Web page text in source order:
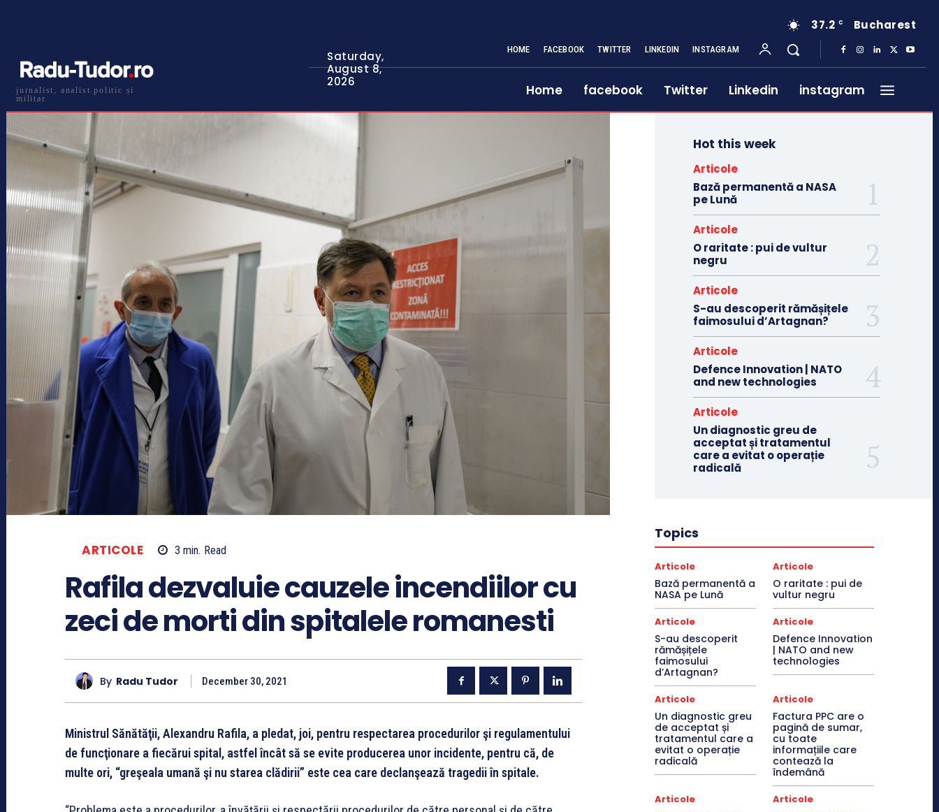
jurnalist, analist politic și
militar
Saturday,
August 8,
2026
37.2 C Bucharest
HOME FACEBOOK TWITTER LINKEDIN INSTAGRAM
Home facebook Twitter Linkedin instagram
ARTICOLE 3 min. Read
Rafila dezvaluie cauzele incendiilor cu
zeci de morti din spitalele romanesti
By Radu Tudor December 30, 2021
Ministrul Sănătăţii, Alexandru Rafila, a pledat, joi, pentru respectarea procedurilor şi regulamentului
de funcţionare a fiecărui spital, astfel încât să se evite producerea unor incidente, pentru că, de
multe ori, “greşeala umană şi nu starea clădirii” este cea care declanşează tragedii în spitale.
Hot this week
Articole
Bază permanentă a NASA
pe Lună
Articole
O raritate : pui de vultur
negru
Articole
S-au descoperit rămășițele
faimosului d’Artagnan?
Articole
Defence Innovation | NATO
and new technologies
Articole
Un diagnostic greu de
acceptat și tratamentul
care a evitat o operație
radicală
Topics
Articole
Bază permanentă a
NASA pe Lună
Articole
O raritate : pui de
vultur negru
Articole
S-au descoperit
rămășițele
faimosului
d’Artagnan?
Articole
Defence Innovation
| NATO and new
technologies
Articole
Un diagnostic greu
de acceptat și
tratamentul care a
evitat o operație
radicală
Articole
Factura PPC are o
pagină de sumar,
cu toate
informațiile care
contează la
îndemână
Articole Articole